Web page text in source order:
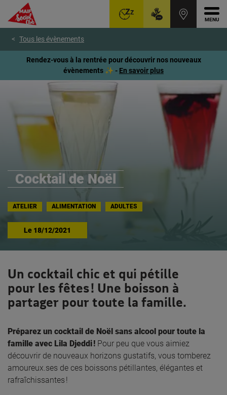
contenu
page
Tous les évènements
Rendez-vous à la rentrée pour découvrir nos nouveaux
évènements ✨ - En savoir plus
Cocktail de Noël
ATELIER ALIMENTATION ADULTES
Le 18/12/2021
Un cocktail chic et qui pétille
pour les fêtes ! Une boisson à
partager pour toute la famille.
Préparez un cocktail de Noël sans alcool pour toute la
famille avec Lila Djeddi ! Pour peu que vous aimiez
découvrir de nouveaux horizons gustatifs, vous tomberez
amoureux.ses de ces boissons pétillantes, élégantes et
rafraîchissantes !